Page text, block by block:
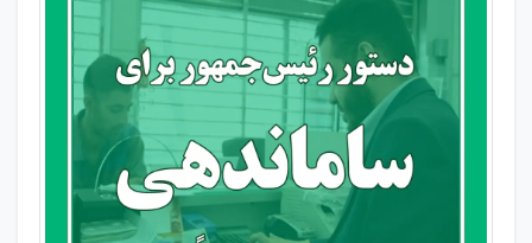
عدالت
شغلی
برای